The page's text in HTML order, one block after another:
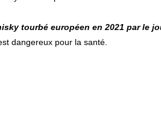
tourbé européen en 2021 par le
dangereux pour la santé.